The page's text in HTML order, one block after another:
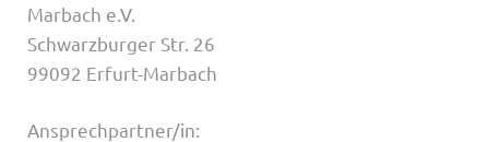
Marbach e.V.
Schwarzburger Str. 26
99092 Erfurt-Marbach
Ansprechpartner/in: